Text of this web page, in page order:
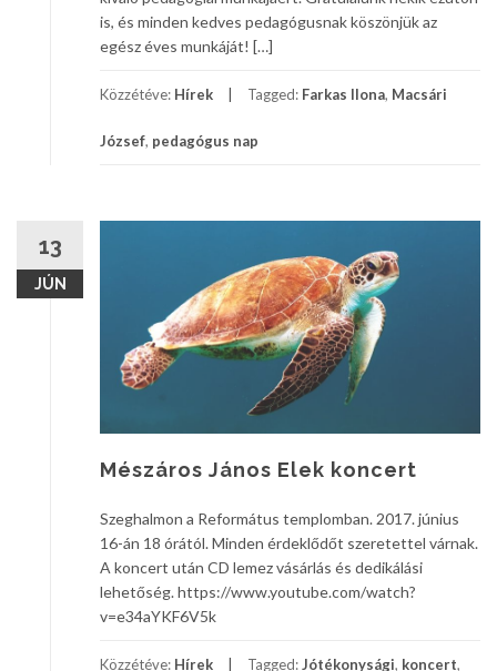
is, és minden kedves pedagógusnak köszönjük az
egész éves munkáját! […]
Közzétéve: Hírek Tagged: Farkas Ilona, Macsári
József, pedagógus nap
13
JÚN
Mészáros János Elek koncert
Szeghalmon a Református templomban. 2017. június
16-án 18 órától. Minden érdeklődőt szeretettel várnak.
A koncert után CD lemez vásárlás és dedikálási
lehetőség. https://www.youtube.com/watch?
v=e34aYKF6V5k
Közzétéve: Hírek Tagged:Jótékonysági, koncert,